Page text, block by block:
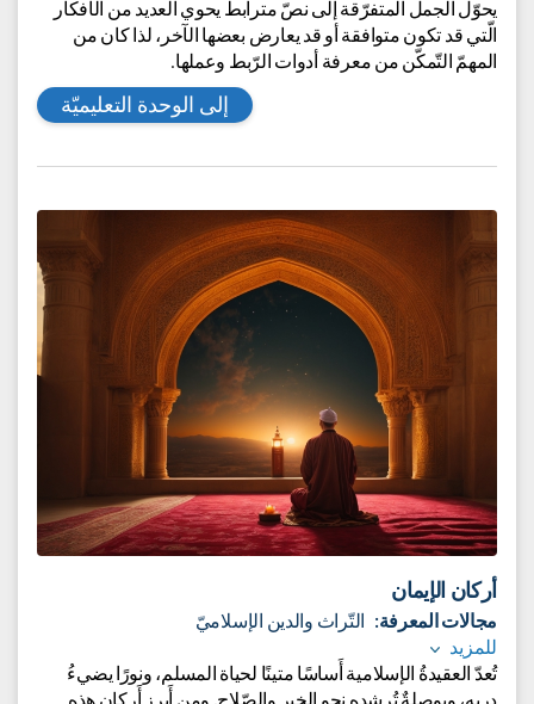
مجالات المعرفة: اللغة العربيّة للوسط العربيّ والبدويّ,اللغة
العربيّة للوسط الدرزيّ والشكركسيّ
للمزيد
موضوع الوحدة الرئيسيّ: الروابط إنّ الكتابة السّليمة لا تقتصر
على سلامة النّحو والإملاء، بل تتطلّب ربطًا للمفردات والجمل
يحوّل الجمل المتفرّقة إلى نصّ مترابط يحوي العديد من الأفكار
الّتي قد تكون متوافقة أو قد يعارض بعضها الآخر، لذا كان من
المهمّ التّمكّن من معرفة أدوات الرّبط وعملها.
إلى الوحدة التعليميّة